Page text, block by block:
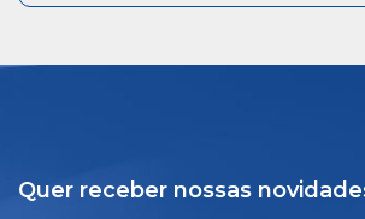
Quer receber nossas